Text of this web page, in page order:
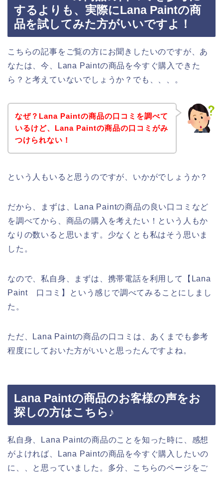
するよりも、実際にLana Paintの商
品を試してみた方がいいですよ！
こちらの記事をご覧の方にお聞きしたいのですが、あ
なたは、今、Lana Paintの商品を今すぐ購入できた
ら？と考えていないでしょうか？でも、、、。
なぜ？Lana Paintの商品の口コミを調べて
いるけど、Lana Paintの商品の口コミがみ
つけられない！
という人もいると思うのですが、いかがでしょうか？
だから、まずは、Lana Paintの商品の良い口コミなど
を調べてから、商品の購入を考えたい！という人もか
なりの数いると思います。少なくとも私はそう思いま
した。
なので、私自身、まずは、携帯電話を利用して【Lana
Paint 口コミ】という感じで調べてみることにしまし
た。
ただ、Lana Paintの商品の口コミは、あくまでも参考
程度にしておいた方がいいと思ったんですよね。
Lana Paintの商品のお客様の声をお
探しの方はこちら♪
私自身、Lana Paintの商品のことを知った時に、感想
がよければ、Lana Paintの商品を今すぐ購入したいの
に、、と思っていました。多分、こちらのページをご